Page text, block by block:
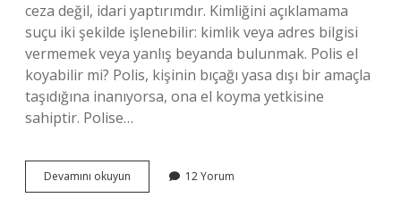
ceza değil, idari yaptırımdır. Kimliğini açıklamama
suçu iki şekilde işlenebilir: kimlik veya adres bilgisi
vermemek veya yanlış beyanda bulunmak. Polis el
koyabilir mi? Polis, kişinin bıçağı yasa dışı bir amaçla
taşıdığına inanıyorsa, ona el koyma yetkisine
sahiptir. Polise…
Devamını okuyun
Kimliğe
12 Yorum